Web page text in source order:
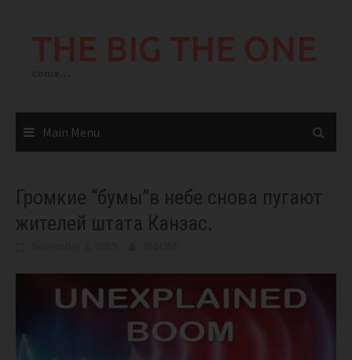
THE BIG THE ONE
Main Menu
Громкие “бумы”в небе снова пугают
жителей штата Канзас.